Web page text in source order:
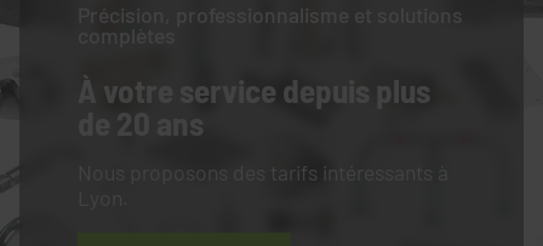
Précision, professionnalisme et solutions
complètes
À votre service depuis plus
de 20 ans
Nous proposons des tarifs intéressants à